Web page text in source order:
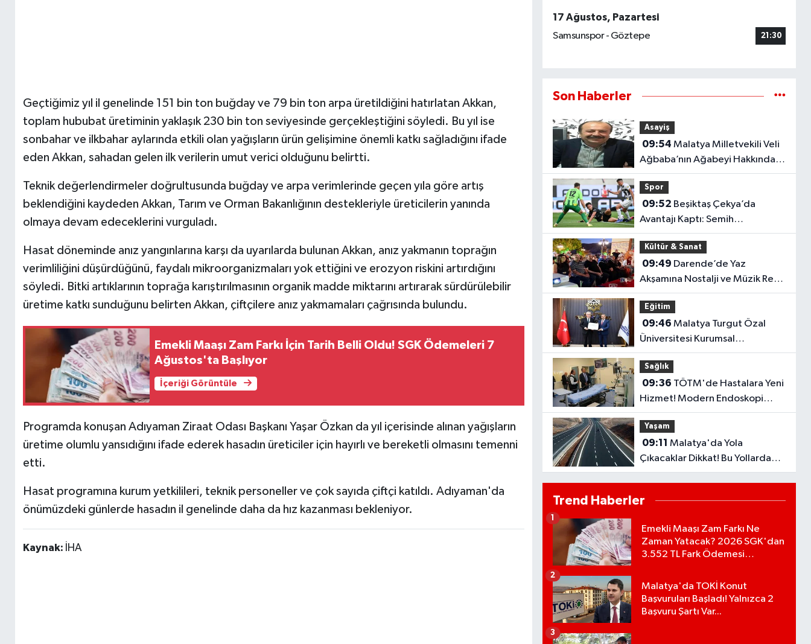
Geçtiğimiz yıl il genelinde 151 bin ton buğday ve 79 bin ton arpa üretildiğini hatırlatan Akkan,
toplam hububat üretiminin yaklaşık 230 bin ton seviyesinde gerçekleştiğini söyledi. Bu yıl ise
sonbahar ve ilkbahar aylarında etkili olan yağışların ürün gelişimine önemli katkı sağladığını ifade
eden Akkan, sahadan gelen ilk verilerin umut verici olduğunu belirtti.
Teknik değerlendirmeler doğrultusunda buğday ve arpa verimlerinde geçen yıla göre artış
beklendiğini kaydeden Akkan, Tarım ve Orman Bakanlığının destekleriyle üreticilerin yanında
olmaya devam edeceklerini vurguladı.
Hasat döneminde anız yangınlarına karşı da uyarılarda bulunan Akkan, anız yakmanın toprağın
verimliliğini düşürdüğünü, faydalı mikroorganizmaları yok ettiğini ve erozyon riskini artırdığını
söyledi. Bitki artıklarının toprağa karıştırılmasının organik madde miktarını artırarak sürdürülebilir
üretime katkı sunduğunu belirten Akkan, çiftçilere anız yakmamaları çağrısında bulundu.
Emekli Maaşı Zam Farkı İçin Tarih Belli Oldu! SGK Ödemeleri 7
Ağustos'ta Başlıyor
İçeriği Görüntüle
Programda konuşan Adıyaman Ziraat Odası Başkanı Yaşar Özkan da yıl içerisinde alınan yağışların
üretime olumlu yansıdığını ifade ederek hasadın üreticiler için hayırlı ve bereketli olmasını temenni
etti.
Hasat programına kurum yetkilileri, teknik personeller ve çok sayıda çiftçi katıldı. Adıyaman'da
önümüzdeki günlerde hasadın il genelinde daha da hız kazanması bekleniyor.
Kaynak: İHA
17 Ağustos, Pazartesi
Samsunspor - Göztepe
21:30
Son Haberler
Asayiş
09:54
Ağbaba’nın Ağabeyi Hakkında
Tutuklama Kararı
Spor
09:52
Avantajı Kaptı: Semih
Kılıçsoy’dan Kritik Gol
Kültür & Sanat
09:49
Akşamına Nostalji ve Müzik Renk
Kattı
Eğitim
09:46
Üniversitesi Kurumsal
Akreditasyon Belgesi Aldı
Sağlık
09:36
Hizmet! Modern Endoskopi
Odası Açıldı
Yaşam
09:11
Çıkacaklar Dikkat! Bu Yollarda
Çalışma Var..
Trend Haberler
Emekli Maaşı Zam Farkı Ne
Zaman Yatacak? 2026 SGK'dan
3.552 TL Fark Ödemesi
1
Malatya'da TOKİ Konut
Başvuruları Başladı! Yalnızca 2
Başvuru Şartı Var...
2
3